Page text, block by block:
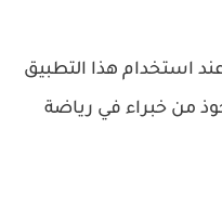
استخدام هذا التطبيق
من خبراء في رياضة